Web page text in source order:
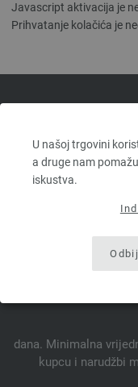
U našoj trgovini
a druge nam
iskustva.
Odbij
Javascript aktivacija je
Prihvatanje kolačića je
PRETPLATITE SE
dana. Minimalna
kupcu i narudžbi